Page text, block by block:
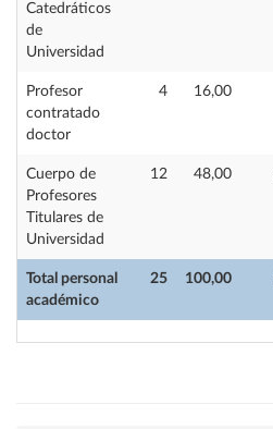
Total personal
académico
25 100,00
Catedráticos
de
Universidad
Profesor
contratado
doctor
4 16,00
Cuerpo de
Profesores
Titulares de
Universidad
12 48,00